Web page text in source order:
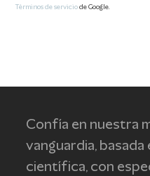
Términos de serviciode Google.
left
blank
Confía en nuestra
vanguardia, basada
científica, con